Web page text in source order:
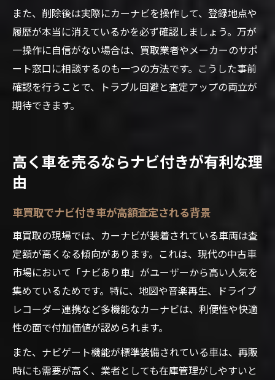
また、削除後は実際にカーナビを操作して、登録地点や
履歴が本当に消えているかを必ず確認しましょう。万が
一操作に自信がない場合は、買取業者やメーカーのサポ
ート窓口に相談するのも一つの方法です。こうした事前
確認を行うことで、トラブル回避と査定アップの両立が
期待できます。
高く車を売るならナビ付きが有利な理
由
車買取でナビ付き車が高額査定される背景
車買取の現場では、カーナビが装着されている車両は査
定額が高くなる傾向があります。これは、現代の中古車
市場において「ナビあり車」がユーザーから高い人気を
集めているためです。特に、地図や音楽再生、ドライブ
レコーダー連携など多機能なカーナビは、利便性や快適
性の面で付加価値が認められます。
また、ナビゲート機能が標準装備されている車は、再販
時にも需要が高く、業者としても在庫管理がしやすいと